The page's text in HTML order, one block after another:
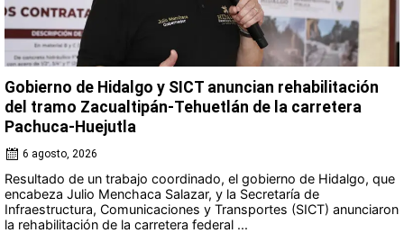
Gobierno de Hidalgo y SICT anuncian rehabilitación
del tramo Zacualtipán-Tehuetlán de la carretera
Pachuca-Huejutla
6 agosto, 2026
Resultado de un trabajo coordinado, el gobierno de Hidalgo, que
encabeza Julio Menchaca Salazar, y la Secretaría de
Infraestructura, Comunicaciones y Transportes (SICT) anunciaron
la rehabilitación de la carretera federal ...